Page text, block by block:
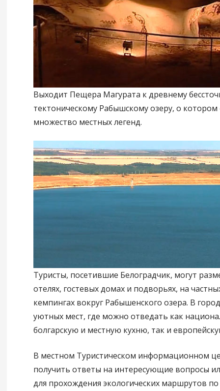
Выходит Пещера Магурата к древнему
тектоническому Рабышскому озеру, о котором
множество местных легенд.
Туристы, посетившие Белоградчик, могут
отелях, гостевых домах и подворьях, на
кемпингах вокруг Рабышенского озера. В
уютных мест, где можно отведать как
болгарскую и местную кухню, так и
В местном Туристическом информационном
получить ответы на интересующие вопросы
для прохождения экологических маршрутов